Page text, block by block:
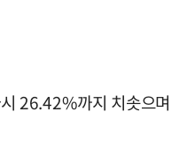
26.42%까지 치솟으며